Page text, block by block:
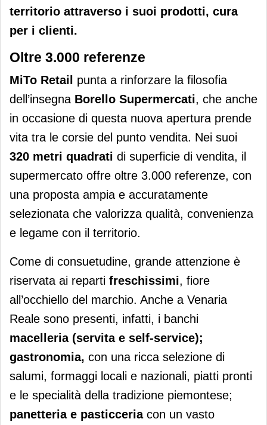
territorio attraverso i suoi prodotti, cura
per i clienti.
Oltre 3.000 referenze
MiTo Retail
punta a rinforzare la filosofia
dell’insegna Borello Supermercati, che anche
in occasione di questa nuova apertura prende
vita tra le corsie del punto vendita. Nei suoi
320 metri quadrati di superficie di vendita, il
supermercato offre oltre 3.000 referenze, con
una proposta ampia e accuratamente
selezionata che valorizza qualità, convenienza
e legame con il territorio.
Come di consuetudine, grande attenzione è
riservata ai reparti freschissimi, fiore
all’occhiello del marchio. Anche a Venaria
Reale sono presenti, infatti, i banchi
macelleria (servita e self-service);
gastronomia, con una ricca selezione di
salumi, formaggi locali e nazionali, piatti pronti
e le specialità della tradizione piemontese;
panetteria e pasticceria con un vasto